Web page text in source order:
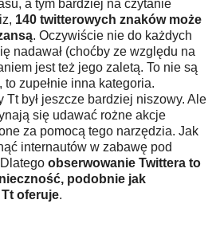
a tym bardziej na czytanie
140 twitterowych znaków może
. Oczywiście nie do każdych
nadawał (choćby ze względu na
jest też jego zaletą. To nie są
zupełnie inna kategoria.
Tt był jeszcze bardziej niszowy. Ale
się udawać rożne akcje
za pomocą tego narzędzia. Jak
internautów w zabawę pod
obserwowanie Twittera to
podobnie jak
oferuje.